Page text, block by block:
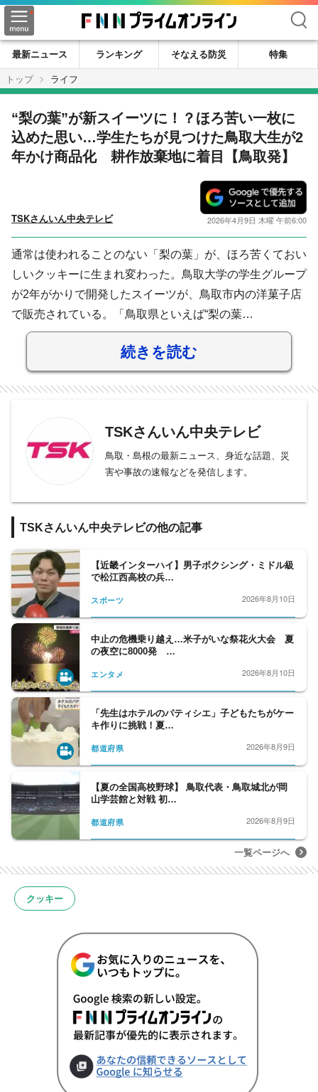
検索
最新ニュース ランキング そなえる防災
特集
トップ
ライフ
“梨の葉”が新スイーツに！？ほろ苦い一枚に
込めた思い…学生たちが見つけた鳥取大生が2
年かけ商品化 耕作放棄地に着目【鳥取発】
TSKさんいん中央テレビ 2026年4月9日 木曜 午前6:00
通常は使われることのない「梨の葉」が、ほろ苦くておい
しいクッキーに生まれ変わった。鳥取大学の学生グループ
が2年がかりで開発したスイーツが、鳥取市内の洋菓子店
で販売されている。「鳥取県といえば“梨の葉…
続きを読む
TSKさんいん中央テレビ
鳥取・島根の最新ニュース、身近な話題、災
害や事故の速報などを発信します。
TSKさんいん中央テレビの他の記事
【近畿インターハイ】男子ボクシング・ミドル級
で松江西高校の兵…
スポーツ 2026年8月10日
中止の危機乗り越え…米子がいな祭花火大会 夏
の夜空に8000発 …
エンタメ 2026年8月10日
「先生はホテルのパティシエ」子どもたちがケー
キ作りに挑戦！夏…
都道府県 2026年8月9日
【夏の全国高校野球】 鳥取代表・鳥取城北が岡
山学芸館と対戦 初…
都道府県 2026年8月9日
一覧ページへ
クッキー